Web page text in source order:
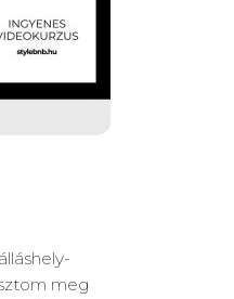
meg